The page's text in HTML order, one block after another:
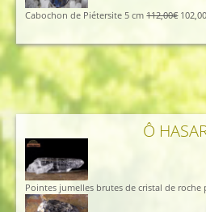
425,00€.
Cabochon de Piétersite 5 cm 112,00€ Le
initial
était :
Ô
Pointes jumelles brutes de cristal de roche